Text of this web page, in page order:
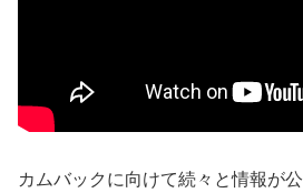
カムバックに向けて続々と情報が